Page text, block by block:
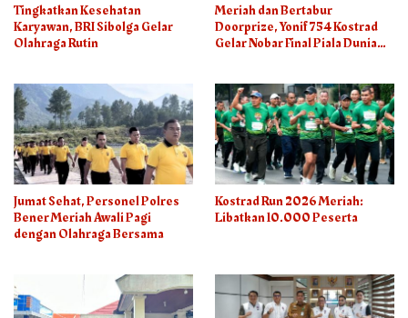
Tingkatkan Kesehatan
Karyawan, BRI Sibolga Gelar
Olahraga Rutin
Meriah dan Bertabur
Doorprize, Yonif 754 Kostrad
Gelar Nobar Final Piala Dunia
Jumat Sehat, Personel Polres
Bener Meriah Awali Pagi
dengan Olahraga Bersama
Kostrad Run 2026 Meriah:
Libatkan 10.000 Peserta